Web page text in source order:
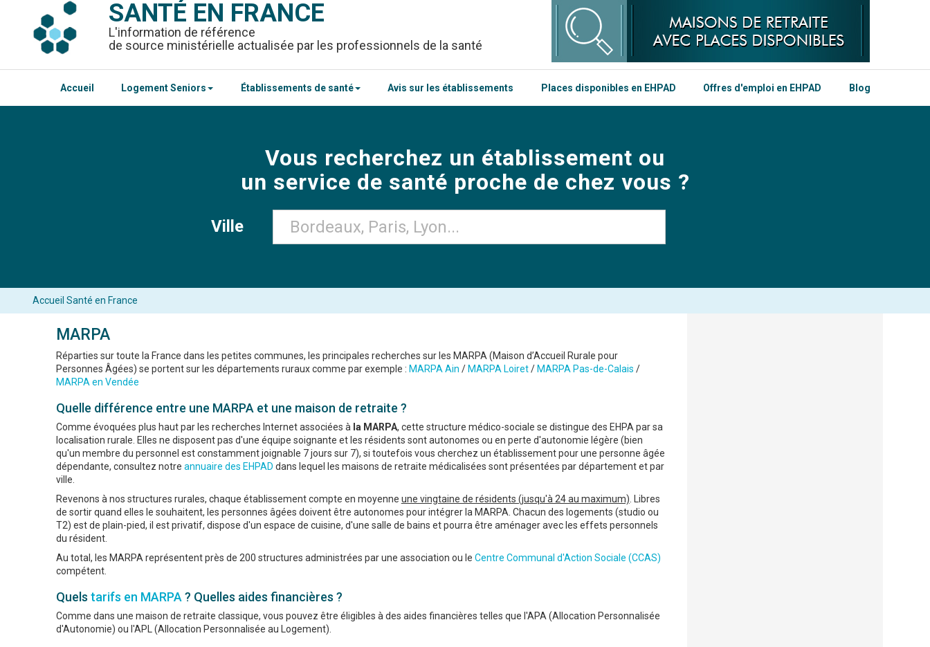
SANTÉ EN FRANCE
L'information de référence
de source ministérielle actualisée par les professionnels de la santé
Accueil Logement Seniors Établissements de santé Avis sur les établissements Places disponibles en EHPAD Offres d'emploi en EHPAD Blog
Vous recherchez un établissement ou
un service de santé proche de chez vous ?
Ville
Accueil Santé en France
MARPA
Réparties sur toute la France dans les petites communes, les principales recherches sur les MARPA (Maison d’Accueil Rurale pour
Personnes Âgées) se portent sur les départements ruraux comme par exemple : MARPA Ain / MARPA Loiret/ MARPA Pas-de-Calais /
MARPA en Vendée
Quelle différence entre une MARPA et une maison de retraite ?
Comme évoquées plus haut par les recherches Internet associées à la MARPA, cette structure médico-sociale se distingue des EHPA par sa
localisation rurale. Elles ne disposent pas d'une équipe soignante et les résidents sont autonomes ou en perte d'autonomie légère (bien
qu'un membre du personnel est constamment joignable 7 jours sur 7), si toutefois vous cherchez un établissement pour une personne âgée
dépendante, consultez notre annuaire des EHPAD dans lequel les maisons de retraite médicalisées sont présentées par département et par
ville.
Revenons à nos structures rurales, chaque établissement compte en moyenne une vingtaine de résidents (jusqu'à 24 au maximum) . Libres
de sortir quand elles le souhaitent, les personnes âgées doivent être autonomes pour intégrer la MARPA. Chacun des logements (studio ou
T2) est de plain-pied, il est privatif, dispose d'un espace de cuisine, d'une salle de bains et pourra être aménager avec les effets personnels
du résident.
Au total, les MARPA représentent près de 200 structures administrées par une association ou le Centre Communal d'Action Sociale (CCAS)
compétent.
Quels tarifs en MARPA ? Quelles aides financières ?
Comme dans une maison de retraite classique, vous pouvez être éligibles à des aides financières telles que l'APA (Allocation Personnalisée
d'Autonomie) ou l'APL (Allocation Personnalisée au Logement).